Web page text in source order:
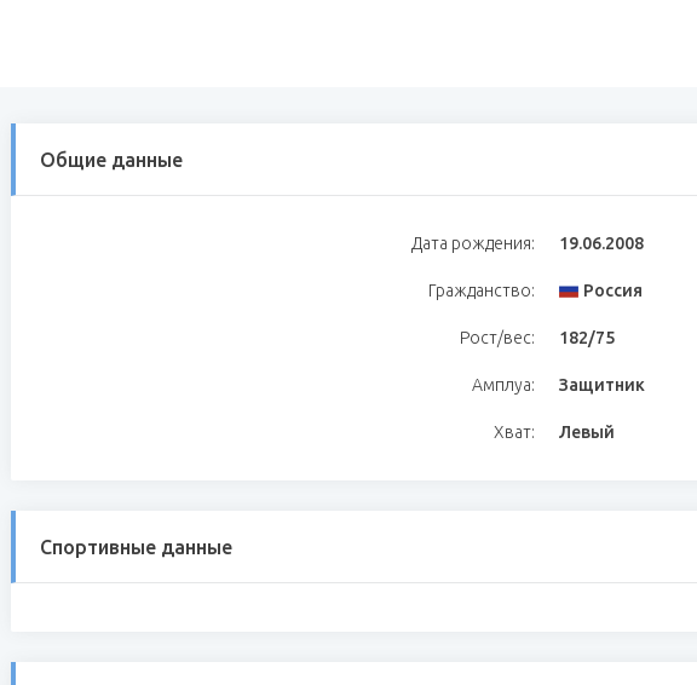
Общие данные
Дата рождения: 19.06.2008
Гражданство: Россия
Рост/вес: 182/75
Амплуа: Защитник
Хват: Левый
Спортивные данные